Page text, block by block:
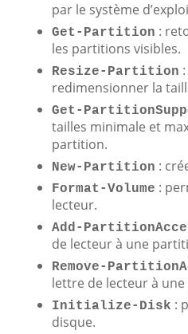
par le système
Get-Partition :
les partitions visibles.
Resize-Partition
redimensionner la
Get-
tailles minimale et
partition.
New-Partition :
Format-Volume :
lecteur.
Add-
de lecteur à une
Remove-
lettre de lecteur à
Initialize-Disk :
disque.